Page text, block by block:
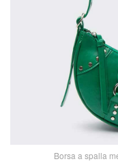
Borsa a spalla